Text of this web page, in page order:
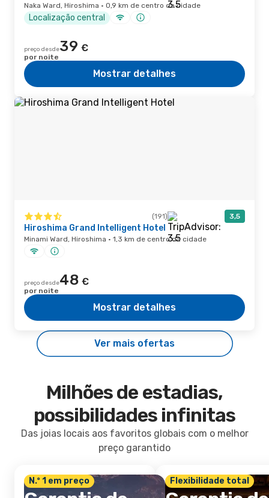
Naka Ward, Hiroshima · 0,9 km de centro da cidade
Localização central
preço desde39 €
por noite
Mostrar detalhes
(191) 3,5
Hiroshima Grand Intelligent Hotel
Minami Ward, Hiroshima · 1,3 km de centro da cidade
preço desde48 €
por noite
Mostrar detalhes
Ver mais ofertas
Milhões de estadias,
possibilidades infinitas
Das joias locais aos favoritos globais com o melhor
preço garantido
N.º 1 em preço Flexibilidade total